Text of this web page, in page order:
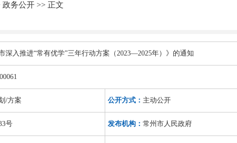
政务公开>> 正文
深入推进“常有优学”三年行动方案（2023—2025年）》的通知
/方案 公开方式： 主动公开
号 发布机构： 常州市人民政府